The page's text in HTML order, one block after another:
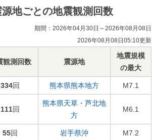
源地ごとの地震観測回数
期間：2026年04月30日～2026年08月08日
2026年08月08日05:10更新
観測回数 震源地
地震規模
の最大
334回 熊本県熊本地方 M7.1
111回
熊本県天草・芦北地
方
M6.1
55回 岩手県沖 M7.2